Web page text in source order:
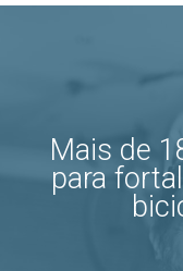
Mais de
para